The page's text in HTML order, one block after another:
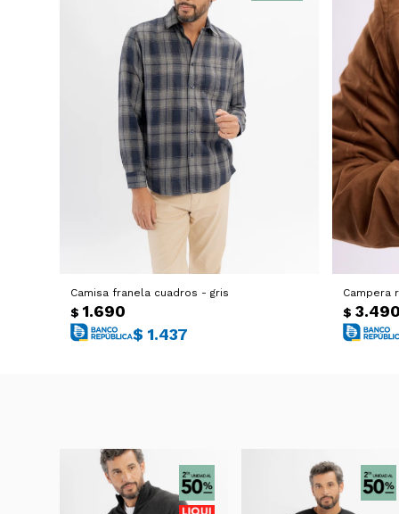
Camisa franela cuadros - gris
$ 1.690
$ 1.437
Campera
$ 3.490